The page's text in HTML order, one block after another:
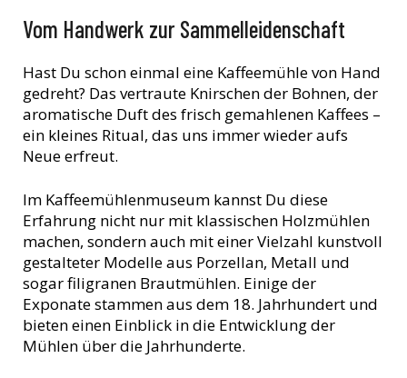
Vom Handwerk zur Sammelleidenschaft
Hast Du schon einmal eine Kaffeemühle von Hand
gedreht? Das vertraute Knirschen der Bohnen, der
aromatische Duft des frisch gemahlenen Kaffees –
ein kleines Ritual, das uns immer wieder aufs
Neue erfreut.
Im Kaffeemühlenmuseum kannst Du diese
Erfahrung nicht nur mit klassischen Holzmühlen
machen, sondern auch mit einer Vielzahl kunstvoll
gestalteter Modelle aus Porzellan, Metall und
sogar filigranen Brautmühlen. Einige der
Exponate stammen aus dem 18. Jahrhundert und
bieten einen Einblick in die Entwicklung der
Mühlen über die Jahrhunderte.